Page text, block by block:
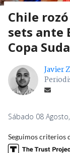
Chile
sets ante
Copa
Javier
Sábado 08
Seguimos criterios